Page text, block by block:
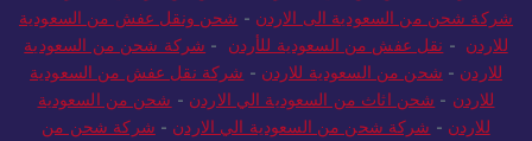
للسعودية-شحن من دبي للسعودية -شحن من أبوظبي للسعودية-
شركة شحن من السعودية الى الاردن-شحن ونقل عفش من السعودية
للاردن- نقل عفش من السعودية للأردن -شركة شحن من السعودية
للاردن-شحن من السعودية للاردن - شركة نقل عفش من السعودية
للاردن- شحن اثاث من السعودية الي الاردن- شحن من السعودية